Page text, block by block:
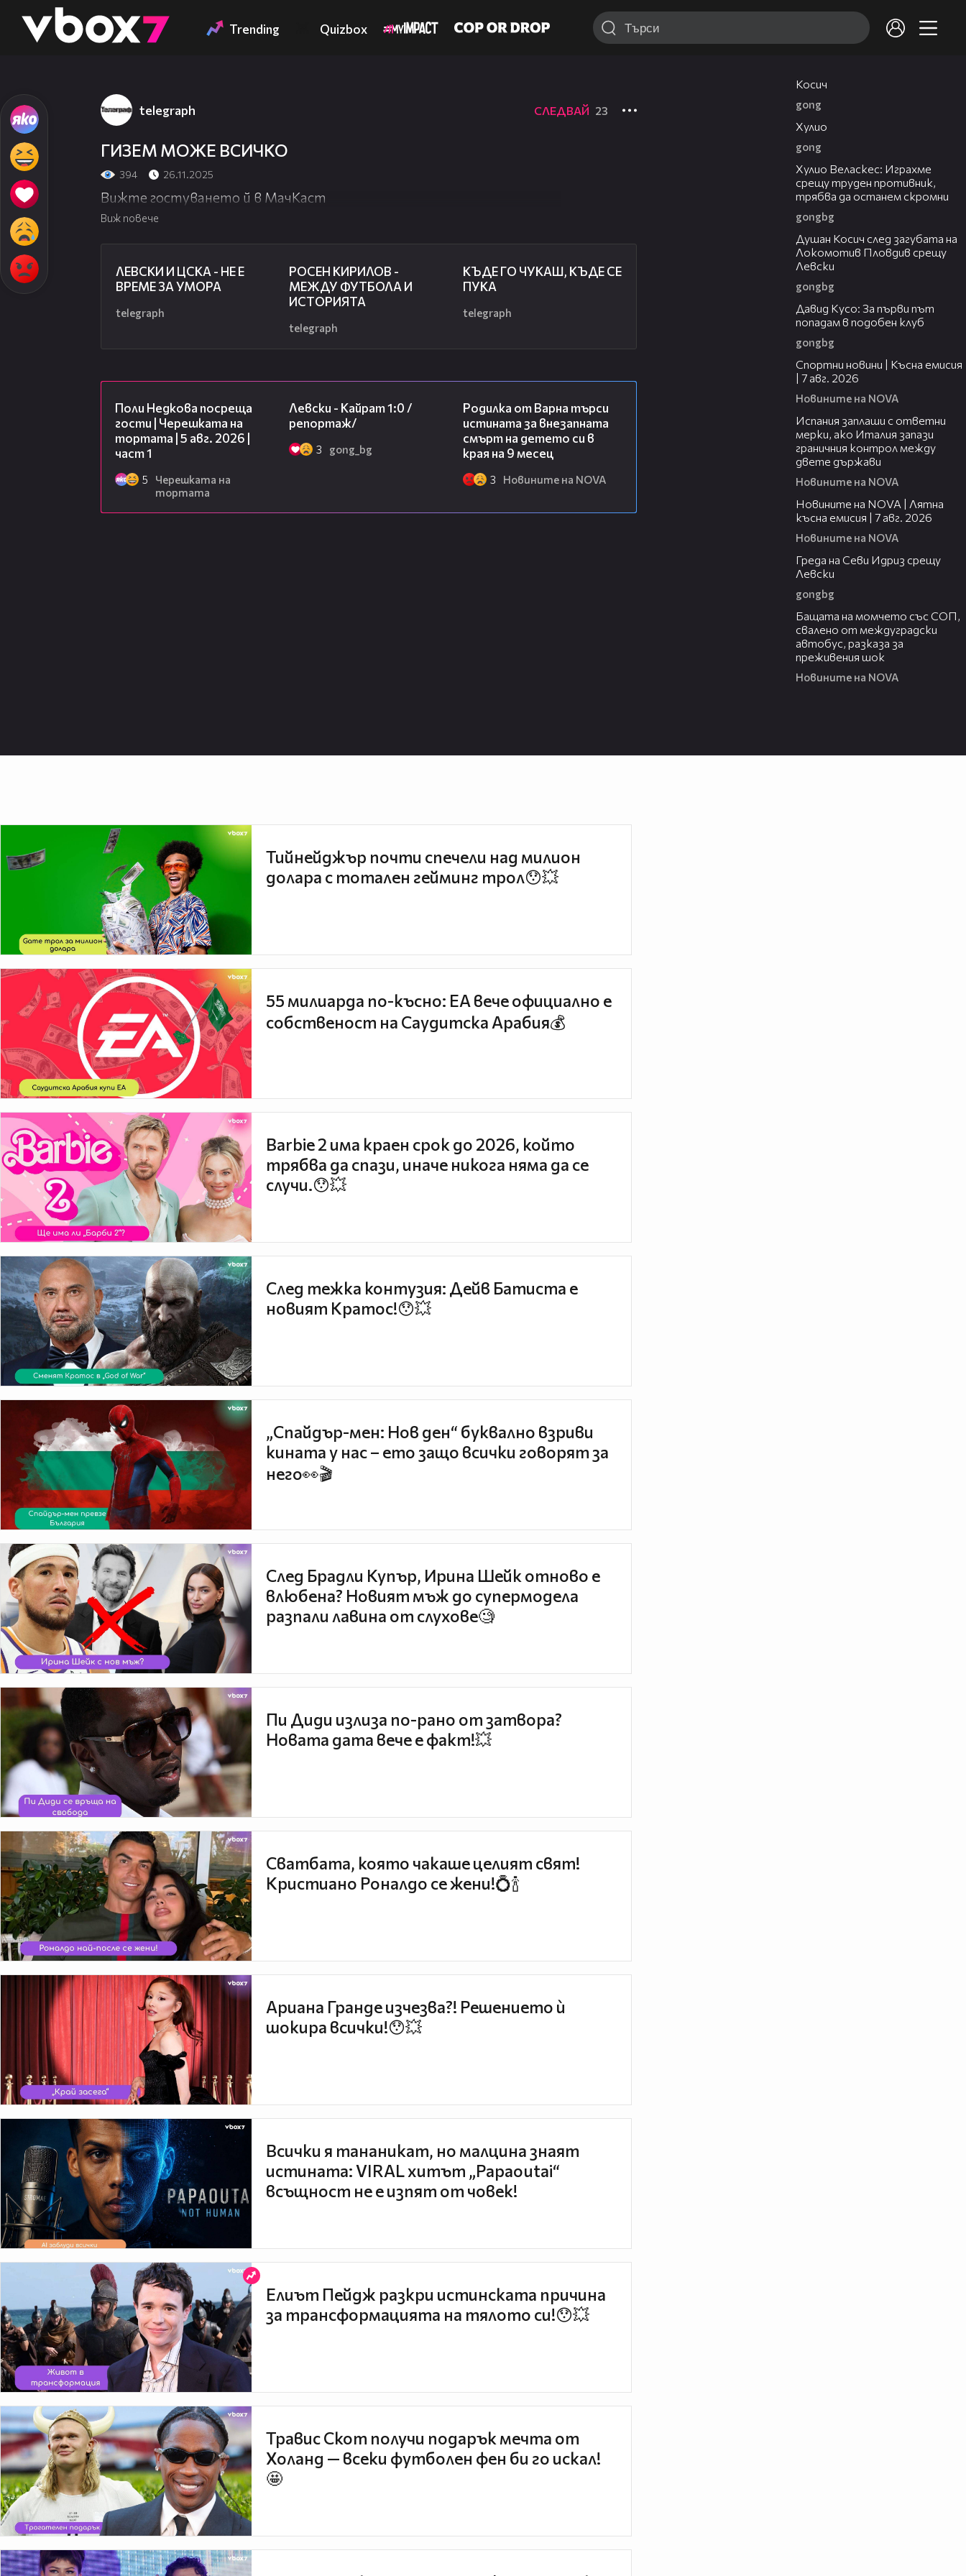
👾 Trending Quizbox
telegraph СЛЕДВАЙ 23
ГИЗЕМ МОЖЕ ВСИЧКО
394 26.11.2025
Вижте гостуването й в МачКаст
Виж повече
ЛЕВСКИ И ЦСКА - НЕ Е
ВРЕМЕ ЗА УМОРА
telegraph
РОСЕН КИРИЛОВ -
МЕЖДУ ФУТБОЛА И
ИСТОРИЯТА
telegraph
КЪДЕ ГО ЧУКАШ, КЪДЕ СЕ
ПУКА
telegraph
Поли Недкова посреща
гости | Черешката на
тортата | 5 авг. 2026 |
част 1
5
Черешката на
тортата
Левски - Кайрат 1:0 /
репортаж/
3 gong_bg
Родилка от Варна търси
истината за внезапната
смърт на детето си в
края на 9 месец
3 Новините на NOVA
Косич
gong
Хулио
gong
Хулио Веласкес: Играхме
срещу труден противник,
трябва да останем скромни
gongbg
Душан Косич след загубата на
Локомотив Пловдив срещу
Левски
gongbg
Давид Кусо: За първи път
попадам в подобен клуб
gongbg
Спортни новини | Късна емисия
| 7 авг. 2026
Новините на NOVA
Испания заплаши с ответни
мерки, ако Италия запази
граничния контрол между
двете държави
Новините на NOVA
Новините на NOVA | Лятна
късна емисия | 7 авг. 2026
Новините на NOVA
Греда на Севи Идриз срещу
Левски
gongbg
Бащата на момчето със СОП,
свалено от междуградски
автобус, разказа за
преживения шок
Новините на NOVA
Тийнейджър почти спечели над милион
долара с тотален гейминг трол😯💥
55 милиарда по-късно: EA вече официално е
собственост на Саудитска Арабия💰
Barbie 2 има краен срок до 2026, който
трябва да спази, иначе никога няма да се
случи.😯💥
След тежка контузия: Дейв Батиста е
новият Кратос!😯💥
„Спайдър-мен: Нов ден“ буквално взриви
кината у нас – ето защо всички говорят за
него👀🎬
След Брадли Купър, Ирина Шейк отново е
влюбена? Новият мъж до супермодела
разпали лавина от слухове🧐
Пи Диди излиза по-рано от затвора?
Новата дата вече е факт!💥
Сватбата, която чакаше целият свят!
Кристиано Роналдо се жени!💍🍾
Ариана Гранде изчезва?! Решението ѝ
шокира всички!😯💥
Всички я тананикат, но малцина знаят
истината: VIRAL хитът „Papaoutai“
всъщност не е изпят от човек!
Елиът Пейдж разкри истинската причина
за трансформацията на тялото си!😯💥
Травис Скот получи подарък мечта от
Холанд — всеки футболен фен би го искал!
🤩